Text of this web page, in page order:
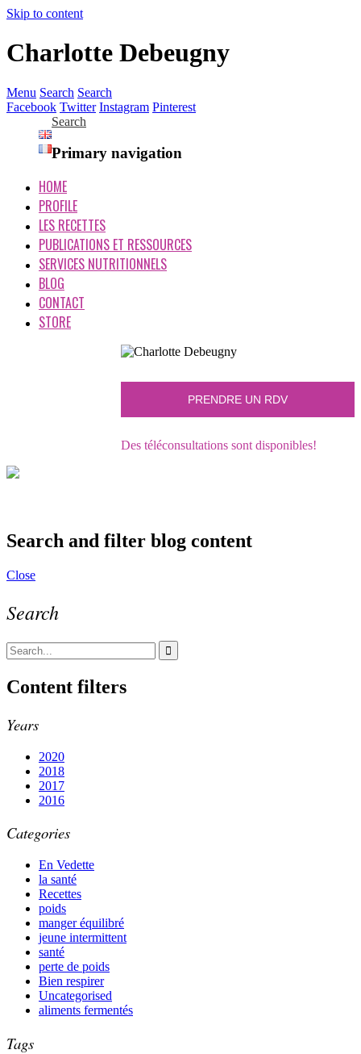
Skip to content
Charlotte Debeugny
Menu Search Search
Facebook Twitter Instagram Pinterest
Search
Primary navigation
HOME
PROFILE
LES RECETTES
PUBLICATIONS ET RESSOURCES
SERVICES NUTRITIONNELS
BLOG
CONTACT
STORE
Des téléconsultations sont disponibles!
Search and filter blog content
Close
Search
Content filters
Years
2020
2018
2017
2016
Categories
En Vedette
la santé
Recettes
poids
manger équilibré
jeune intermittent
santé
perte de poids
Bien respirer
Uncategorised
aliments fermentés
Tags